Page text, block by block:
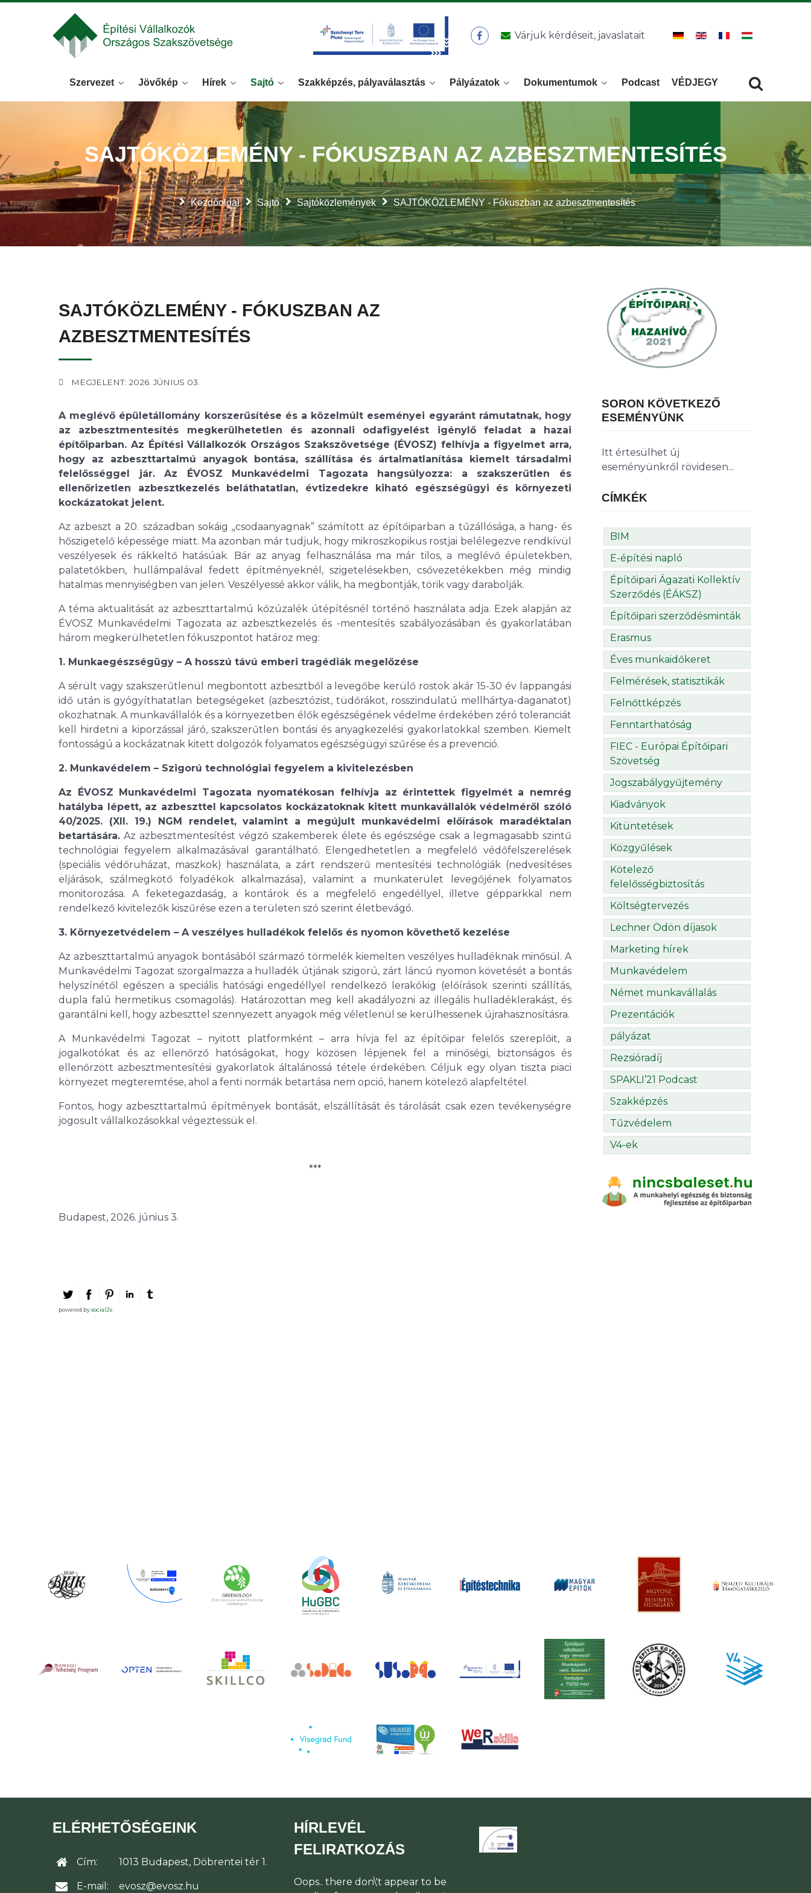
Várjuk kérdéseit, javaslatait
Szervezet Jövőkép Hírek Sajtó Szakképzés, pályaválasztás Pályázatok Dokumentumok Podcast VÉDJEGY
Kezdőoldal Sajtó Sajtóközlemények SAJTÓKÖZLEMÉNY - Fókuszban az azbesztmentesítés
SAJTÓKÖZLEMÉNY - FÓKUSZBAN AZ AZBESZTMENTESÍTÉS
SAJTÓKÖZLEMÉNY - FÓKUSZBAN AZ
AZBESZTMENTESÍTÉS
MEGJELENT: 2026. JÚNIUS 03.
A meglévő épületállomány korszerűsítése és a közelmúlt eseményei egyaránt rámutatnak, hogy
az azbesztmentesítés megkerülhetetlen és azonnali odafigyelést igénylő feladat a hazai
építőiparban. Az Építési Vállalkozók Országos Szakszövetsége (ÉVOSZ) felhívja a figyelmet arra,
hogy az azbeszttartalmú anyagok bontása, szállítása és ártalmatlanítása kiemelt társadalmi
felelősséggel jár. Az ÉVOSZ Munkavédelmi Tagozata hangsúlyozza: a szakszerűtlen és
ellenőrizetlen azbesztkezelés beláthatatlan, évtizedekre kiható egészségügyi és környezeti
kockázatokat jelent.
Az azbeszt a 20. században sokáig „csodaanyagnak” számított az építőiparban a tűzállósága, a hang- és
hőszigetelő képessége miatt. Ma azonban már tudjuk, hogy mikroszkopikus rostjai belélegezve rendkívül
veszélyesek és rákkeltő hatásúak. Bár az anyag felhasználása ma már tilos, a meglévő épületekben,
palatetőkben, hullámpalával fedett építményeknél, szigetelésekben, csővezetékekben még mindig
hatalmas mennyiségben van jelen. Veszélyessé akkor válik, ha megbontják, törik vagy darabolják.
A téma aktualitását az azbeszttartalmú kőzúzalék útépítésnél történő használata adja. Ezek alapján az
ÉVOSZ Munkavédelmi Tagozata az azbesztkezelés és -mentesítés szabályozásában és gyakorlatában
három megkerülhetetlen fókuszpontot határoz meg:
1. Munkaegészségügy – A hosszú távú emberi tragédiák megelőzése
A sérült vagy szakszerűtlenül megbontott azbesztből a levegőbe kerülő rostok akár 15-30 év lappangási
idő után is gyógyíthatatlan betegségeket (azbesztózist, tüdőrákot, rosszindulatú mellhártya-daganatot)
okozhatnak. A munkavállalók és a környezetben élők egészségének védelme érdekében zéró toleranciát
kell hirdetni a kiporzással járó, szakszerűtlen bontási és anyagkezelési gyakorlatokkal szemben. Kiemelt
fontosságú a kockázatnak kitett dolgozók folyamatos egészségügyi szűrése és a prevenció.
2. Munkavédelem – Szigorú technológiai fegyelem a kivitelezésben
Az ÉVOSZ Munkavédelmi Tagozata nyomatékosan felhívja az érintettek figyelmét a nemrég
hatályba lépett, az azbeszttel kapcsolatos kockázatoknak kitett munkavállalók védelméről szóló
40/2025. (XII. 19.) NGM rendelet, valamint a megújult munkavédelmi előírások maradéktalan
betartására. Az azbesztmentesítést végző szakemberek élete és egészsége csak a legmagasabb szintű
technológiai fegyelem alkalmazásával garantálható. Elengedhetetlen a megfelelő védőfelszerelések
(speciális védőruházat, maszkok) használata, a zárt rendszerű mentesítési technológiák (nedvesítéses
eljárások, szálmegkötő folyadékok alkalmazása), valamint a munkaterület levegőjének folyamatos
monitorozása. A feketegazdaság, a kontárok és a megfelelő engedéllyel, illetve gépparkkal nem
rendelkező kivitelezők kiszűrése ezen a területen szó szerint életbevágó.
3. Környezetvédelem – A veszélyes hulladékok felelős és nyomon követhető kezelése
Az azbeszttartalmú anyagok bontásából származó törmelék kiemelten veszélyes hulladéknak minősül. A
Munkavédelmi Tagozat szorgalmazza a hulladék útjának szigorú, zárt láncú nyomon követését a bontás
helyszínétől egészen a speciális hatósági engedéllyel rendelkező lerakókig (előírások szerinti szállítás,
dupla falú hermetikus csomagolás). Határozottan meg kell akadályozni az illegális hulladéklerakást, és
garantálni kell, hogy azbeszttel szennyezett anyagok még véletlenül se kerülhessenek újrahasznosításra.
A Munkavédelmi Tagozat – nyitott platformként – arra hívja fel az építőipar felelős szereplőit, a
jogalkotókat és az ellenőrző hatóságokat, hogy közösen lépjenek fel a minőségi, biztonságos és
ellenőrzött azbesztmentesítési gyakorlatok általánossá tétele érdekében. Céljuk egy olyan tiszta piaci
környezet megteremtése, ahol a fenti normák betartása nem opció, hanem kötelező alapfeltétel.
Fontos, hogy azbeszttartalmú építmények bontását, elszállítását és tárolását csak ezen tevékenységre
jogosult vállalkozásokkal végeztessük el.
***
Budapest, 2026. június 3.
powered bysocial2s
SORON KÖVETKEZŐ
ESEMÉNYÜNK
Itt értesülhet új
eseményünkről rövidesen...
CÍMKÉK
BIM
E-építési napló
Építőipari Ágazati Kollektív
Szerződés (ÉÁKSZ)
Építőipari szerződésminták
Erasmus
Éves munkaidőkeret
Felmérések, statisztikák
Felnőttképzés
Fenntarthatóság
FIEC - Európai Építőipari
Szövetség
Jogszabálygyűjtemény
Kiadványok
Kitüntetések
Közgyűlések
Kötelező
felelősségbiztosítás
Költségtervezés
Lechner Ödön díjasok
Marketing hírek
Munkavédelem
Német munkavállalás
Prezentációk
pályázat
Rezsióradíj
SPAKLI’21 Podcast
Szakképzés
Tűzvédelem
V4-ek
ELÉRHETŐSÉGEINK
Cím: 1013 Budapest, Döbrentei tér 1.
E-mail: evosz@evosz.hu
HÍRLEVÉL
FELIRATKOZÁS
Oops.. there don\'t appear to be